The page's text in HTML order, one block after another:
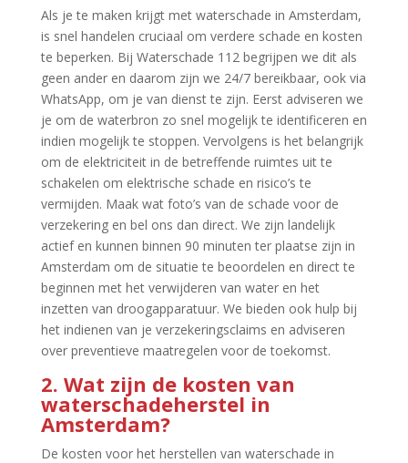
Als je te maken krijgt met waterschade in Amsterdam,
is snel handelen cruciaal om verdere schade en kosten
te beperken.​ Bij Waterschade 112 begrijpen we dit als
geen ander en daarom zijn we 24/7 bereikbaar, ook via
WhatsApp, om je van dienst te zijn.​ Eerst adviseren we
je om de waterbron zo snel mogelijk te identificeren en
indien mogelijk te stoppen.​ Vervolgens is het belangrijk
om de elektriciteit in de betreffende ruimtes uit te
schakelen om elektrische schade en risico’s te
vermijden.​ Maak wat foto’s van de schade voor de
verzekering en bel ons dan direct.​ We zijn landelijk
actief en kunnen binnen 90 minuten ter plaatse zijn in
Amsterdam om de situatie te beoordelen en direct te
beginnen met het verwijderen van water en het
inzetten van droogapparatuur.​ We bieden ook hulp bij
het indienen van je verzekeringsclaims en adviseren
over preventieve maatregelen voor de toekomst.​
2.​ Wat zijn de kosten van
waterschadeherstel in
Amsterdam?
De kosten voor het herstellen van waterschade in